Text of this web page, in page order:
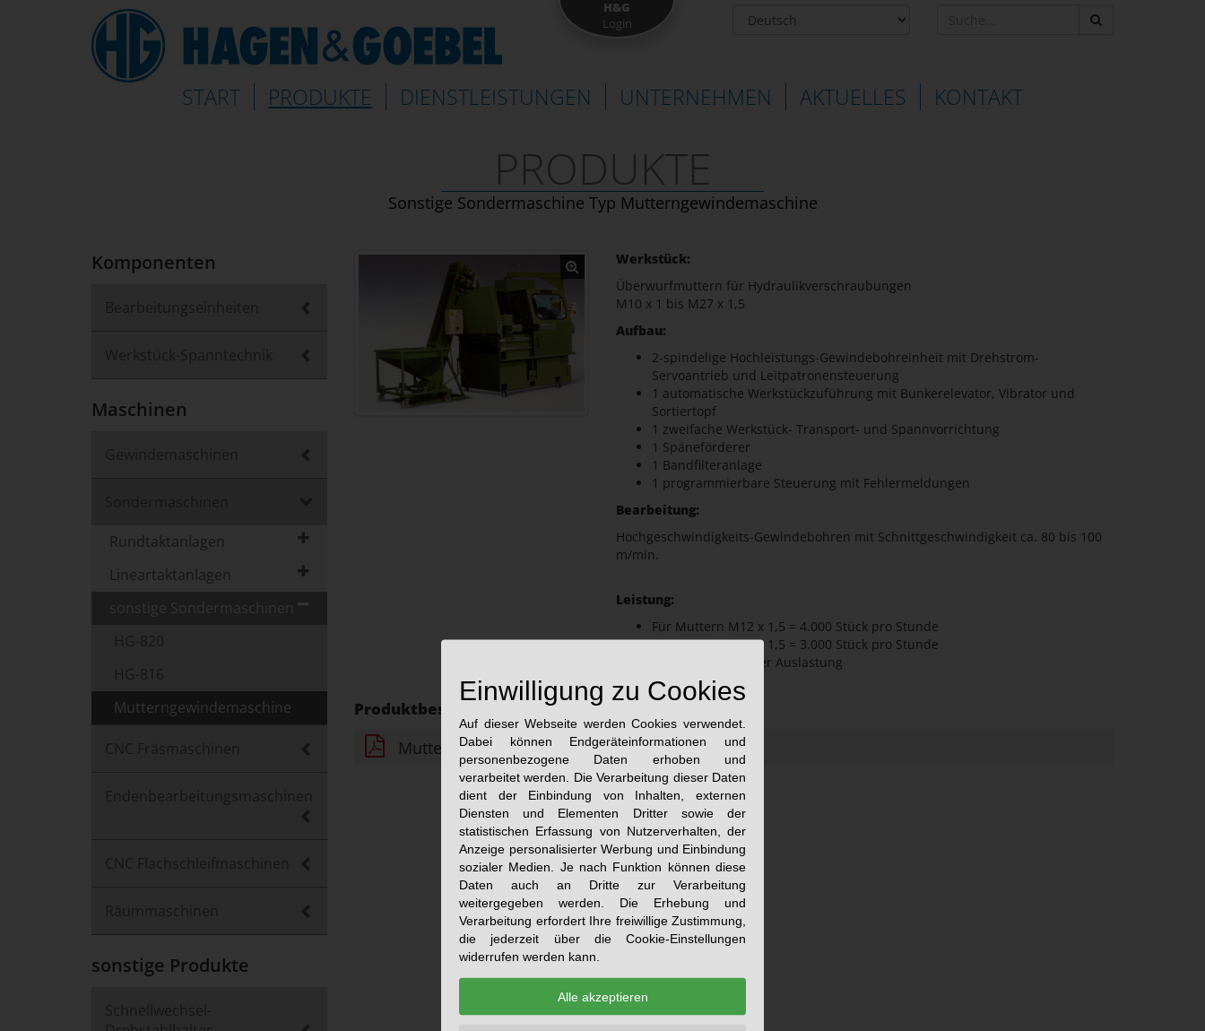
H&G
Login
START(AKTUELL)
PRODUKTE DIENSTLEISTUNGEN UNTERNEHMEN AKTUELLES KONTAKT
PRODUKTE
Sonstige Sondermaschine Typ Mutterngewindemaschine
Komponenten
Maschinen
Rundtaktanlagen
Lineartaktanlagen
sonstige Sondermaschinen
Mutterngewindemaschine
sonstige Produkte
Werkstück:
Überwurfmuttern für Hydraulikverschraubungen
M10 x 1 bis M27 x 1,5
Aufbau:
2-spindelige Hochleistungs-Gewindebohreinheit mit Drehstrom-
Servoantrieb und Leitpatronensteuerung
1 automatische Werkstückzuführung mit Bunkerelevator, Vibrator und
Sortiertopf
1 zweifache Werkstück- Transport- und Spannvorrichtung
1 Späneförderer
1 Bandfilteranlage
1 programmierbare Steuerung mit Fehlermeldungen
Bearbeitung:
Hochgeschwindigkeits-Gewindebohren mit Schnittgeschwindigkeit ca. 80 bis 100
m/min.
Leistung:
Für Muttern M12 x 1,5 = 4.000 Stück pro Stunde
Für Muttern M27 x 1,5 = 3.000 Stück pro Stunde
jeweils bei 85%-iger Auslastung
Produktbeschreibung:
Mutterngewindemaschine herunterladen
Einwilligung zu Cookies
Auf dieser Webseite werden Cookies verwendet.
Dabei können Endgeräteinformationen und
personenbezogene Daten erhoben und
verarbeitet werden. Die Verarbeitung dieser Daten
dient der Einbindung von Inhalten, externen
Diensten und Elementen Dritter sowie der
statistischen Erfassung von Nutzerverhalten, der
Anzeige personalisierter Werbung und Einbindung
sozialer Medien. Je nach Funktion können diese
Daten auch an Dritte zur Verarbeitung
weitergegeben werden. Die Erhebung und
Verarbeitung erfordert Ihre freiwillige Zustimmung,
die jederzeit über die Cookie-Einstellungen
widerrufen werden kann.
Alle akzeptieren